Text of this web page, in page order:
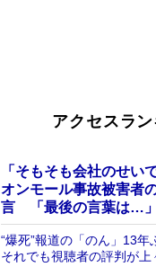
アクセスラ
「そもそも会社のせ
オンモール事故被害者
言 「最後の言葉は…」
“爆死”報道の「のん」13
それでも視聴者の評判が上